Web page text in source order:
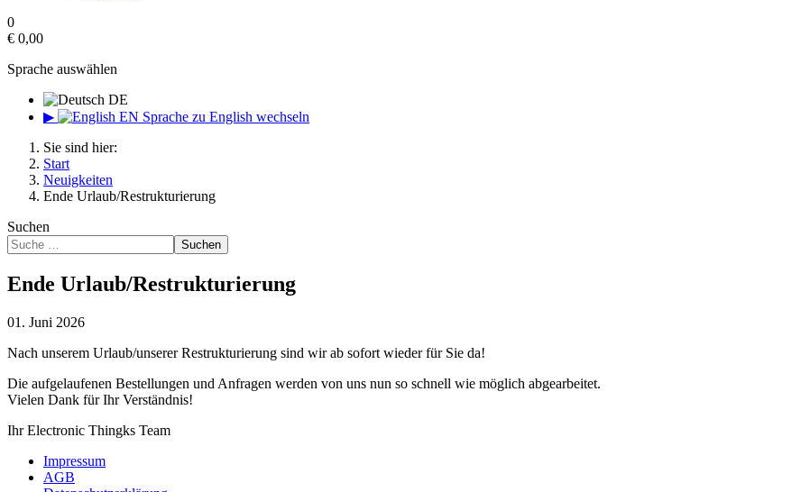
0
€ 0,00‎
Sprache auswählen
DE
▶
EN Sprache zu English wechseln
Sie sind hier:
Start
Neuigkeiten
Ende Urlaub/Restrukturierung
Suchen
Suchen
Ende Urlaub/Restrukturierung
01. Juni 2026
Nach unserem Urlaub/unserer Restrukturierung sind wir ab sofort wieder für Sie da!
Die aufgelaufenen Bestellungen und Anfragen werden von uns nun so schnell wie möglich abgearbeitet.
Vielen Dank für Ihr Verständnis!
Ihr Electronic Thingks Team
Impressum
AGB